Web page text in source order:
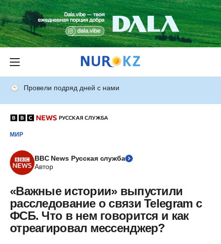
Провели подряд дней с нами
МИР
BBC News Русская служба
Автор
«Важные истории» выпустили
расследование о связи Telegram с
ФСБ. Что в нем говорится и как
отреагировал мессенджер?